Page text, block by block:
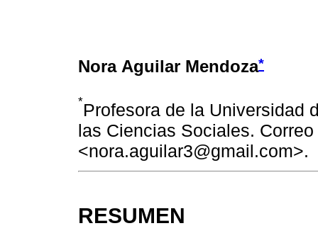
Nora Aguilar Mendoza*
*Profesora de la Universidad
las Ciencias Sociales.
<nora.aguilar3@gmail.com>.
RESUMEN